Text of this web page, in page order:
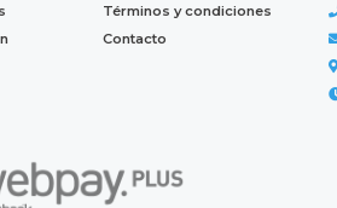
Términos y condiciones
Contacto